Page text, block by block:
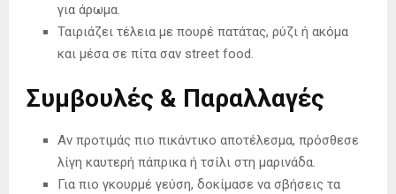
για άρωμα.
Ταιριάζει τέλεια με πουρέ πατάτας, ρύζι ή ακόμα
και μέσα σε πίτα σαν street food.
Συμβουλές & Παραλλαγές
Αν προτιμάς πιο πικάντικο αποτέλεσμα, πρόσθεσε
λίγη καυτερή πάπρικα ή τσίλι στη μαρινάδα.
Για πιο γκουρμέ γεύση, δοκίμασε να σβήσεις τα